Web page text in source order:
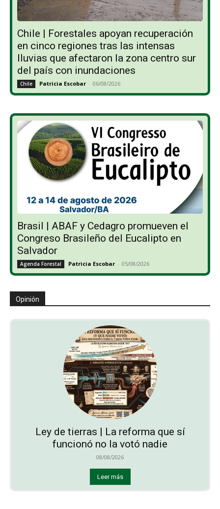
Chile | Forestales apoyan recuperación
en cinco regiones tras las intensas
lluvias que afectaron la zona centro sur
del país con inundaciones
Chile Patricia Escobar - 06/08/2026
Brasil | ABAF y Cedagro promueven el
Congreso Brasileño del Eucalipto en
Salvador
Agenda Forestal Patricia Escobar - 05/08/2026
Opinión
Ley de tierras | La reforma que sí
funcionó no la votó nadie
08/08/2026
Leer más